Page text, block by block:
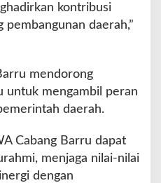
kontribusi
daerah,”
mendorong
untuk mengambil peran
daerah.
Cabang Barru dapat
menjaga nilai-nilai
dengan